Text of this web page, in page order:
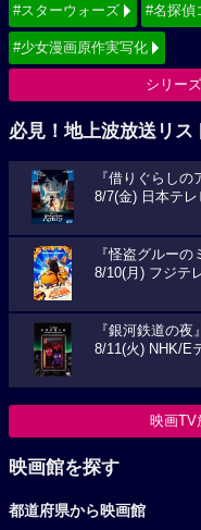
#スターウォーズ #名探偵
#少女漫画原作実写化
シリー
必見！地上波放送リス
『借りぐらしの
8/7(金) 日本テ
『怪盗グルーの
8/10(月) フジテ
『銀河鉄道の夜』
8/11(火) NHK/E
映画TV
映画館を探す
都道府県から映画館